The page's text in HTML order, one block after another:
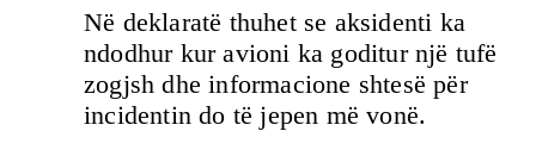
Në deklaratë thuhet se aksidenti ka
ndodhur kur avioni ka goditur një tufë
zogjsh dhe informacione shtesë për
incidentin do të jepen më vonë.